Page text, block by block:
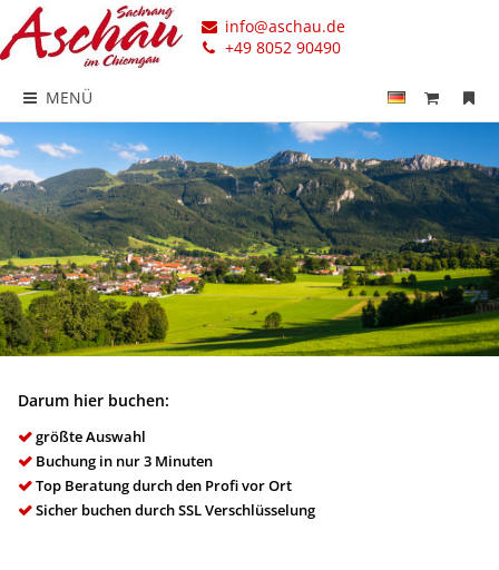
info@aschau.de
+49 8052 90490
MENÜ
Darum hier buchen:
größte Auswahl
Buchung in nur 3 Minuten
Top Beratung durch den Profi vor Ort
Sicher buchen durch SSL Verschlüsselung